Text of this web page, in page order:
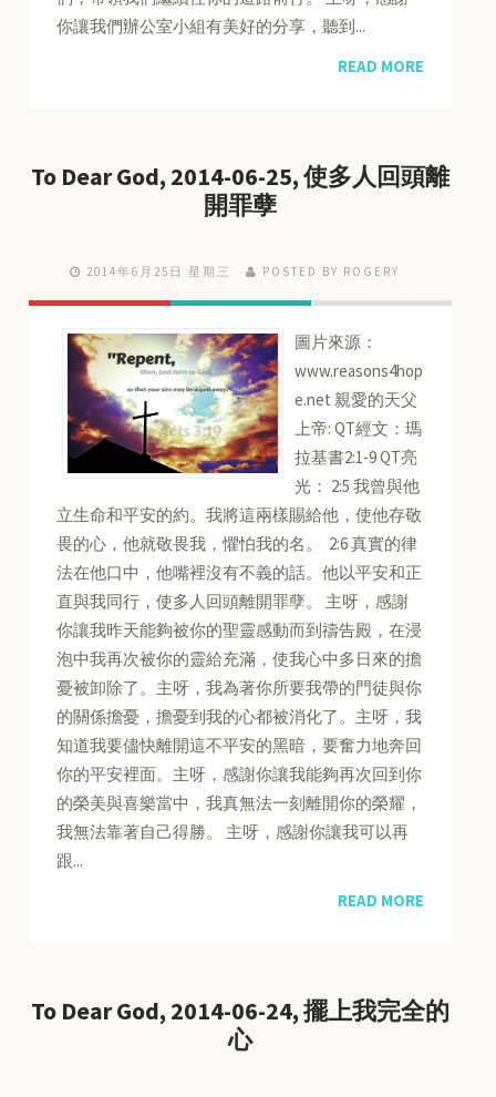
你讓我們辦公室小組有美好的分享，聽到...
READ MORE
To Dear God, 2014-06-25, 使多人回頭離
開罪孽
2014年6月25日 星期三 POSTED BY ROGERY
圖片來源：
www.reasons4hop
e.net 親愛的天父
上帝: QT經文：瑪
拉基書2:1-9 QT亮
光： 2:5 我曾與他
立生命和平安的約。我將這兩樣賜給他，使他存敬
畏的心，他就敬畏我，懼怕我的名。 2:6 真實的律
法在他口中，他嘴裡沒有不義的話。他以平安和正
直與我同行，使多人回頭離開罪孽。 主呀，感謝
你讓我昨天能夠被你的聖靈感動而到禱告殿，在浸
泡中我再次被你的靈給充滿，使我心中多日來的擔
憂被卸除了。主呀，我為著你所要我帶的門徒與你
的關係擔憂，擔憂到我的心都被消化了。主呀，我
知道我要儘快離開這不平安的黑暗，要奮力地奔回
你的平安裡面。主呀，感謝你讓我能夠再次回到你
的榮美與喜樂當中，我真無法一刻離開你的榮耀，
我無法靠著自己得勝。 主呀，感謝你讓我可以再
跟...
READ MORE
To Dear God, 2014-06-24, 擺上我完全的
心